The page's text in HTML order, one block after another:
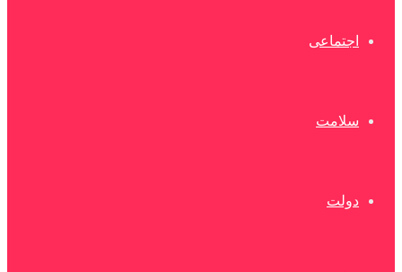
اجتماعی
سلامت
دولت